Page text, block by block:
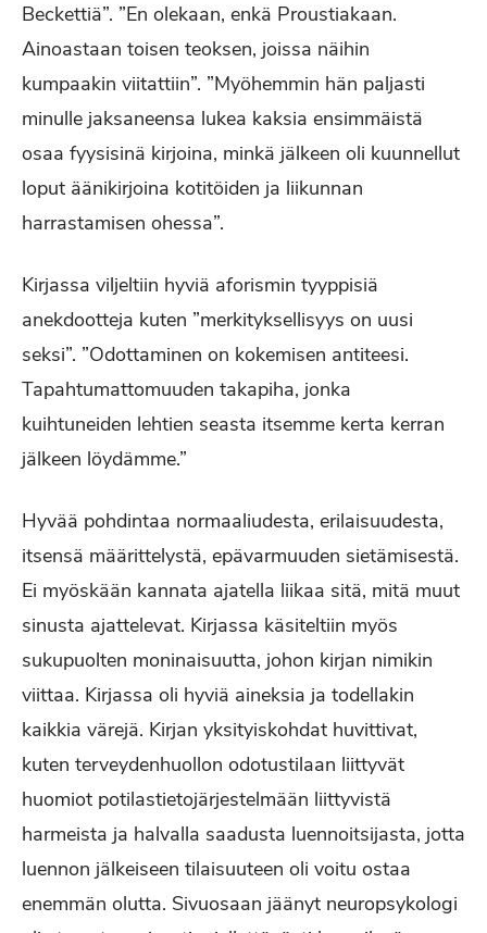
Beckettiä”. ”En olekaan, enkä Proustiakaan.
Ainoastaan toisen teoksen, joissa näihin
kumpaakin viitattiin”. ”Myöhemmin hän paljasti
minulle jaksaneensa lukea kaksia ensimmäistä
osaa fyysisinä kirjoina, minkä jälkeen oli kuunnellut
loput äänikirjoina kotitöiden ja liikunnan
harrastamisen ohessa”.
Kirjassa viljeltiin hyviä aforismin tyyppisiä
anekdootteja kuten ”merkityksellisyys on uusi
seksi”. ”Odottaminen on kokemisen antiteesi.
Tapahtumattomuuden takapiha, jonka
kuihtuneiden lehtien seasta itsemme kerta kerran
jälkeen löydämme.”
Hyvää pohdintaa normaaliudesta, erilaisuudesta,
itsensä määrittelystä, epävarmuuden sietämisestä.
Ei myöskään kannata ajatella liikaa sitä, mitä muut
sinusta ajattelevat. Kirjassa käsiteltiin myös
sukupuolten moninaisuutta, johon kirjan nimikin
viittaa. Kirjassa oli hyviä aineksia ja todellakin
kaikkia värejä. Kirjan yksityiskohdat huvittivat,
kuten terveydenhuollon odotustilaan liittyvät
huomiot potilastietojärjestelmään liittyvistä
harmeista ja halvalla saadusta luennoitsijasta, jotta
luennon jälkeiseen tilaisuuteen oli voitu ostaa
enemmän olutta. Sivuosaan jäänyt neuropsykologi